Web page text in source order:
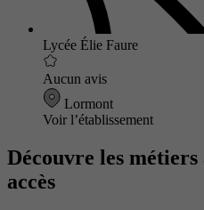
Lycée Élie Faure
Aucun avis
Lormont
Voir l’établissement
Découvre les
accès